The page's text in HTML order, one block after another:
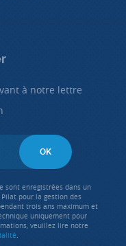
à notre lettre
sont enregistrées dans un
pour la gestion des
trois ans maximum et
uniquement pour
veuillez lire notre
.